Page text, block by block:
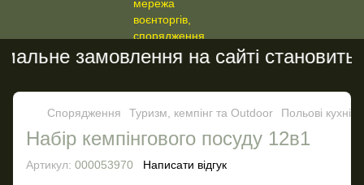
замовлення на сайті становить
Спорядження Туризм, кемпінг та Outdoor Польові кухні
Набір кемпінгового посуду 12в1
Артикул: 000053970 Написати відгук